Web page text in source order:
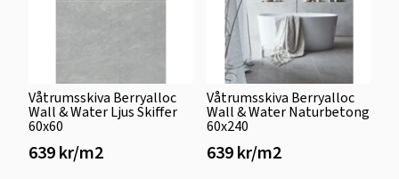
Våtrumsskiva Berryalloc
Wall & Water Ljus Skiffer
60x60
639 kr/m2
Våtrumsskiva Berryalloc
Wall & Water Naturbetong
60x240
639 kr/m2